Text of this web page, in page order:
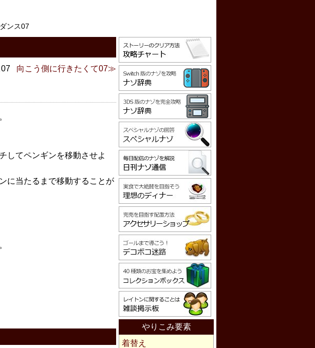
ンス07
向こう側に行きたくて07
してペンギンを移動させよ
に当たるまで移動することが
やりこみ要素
着替え